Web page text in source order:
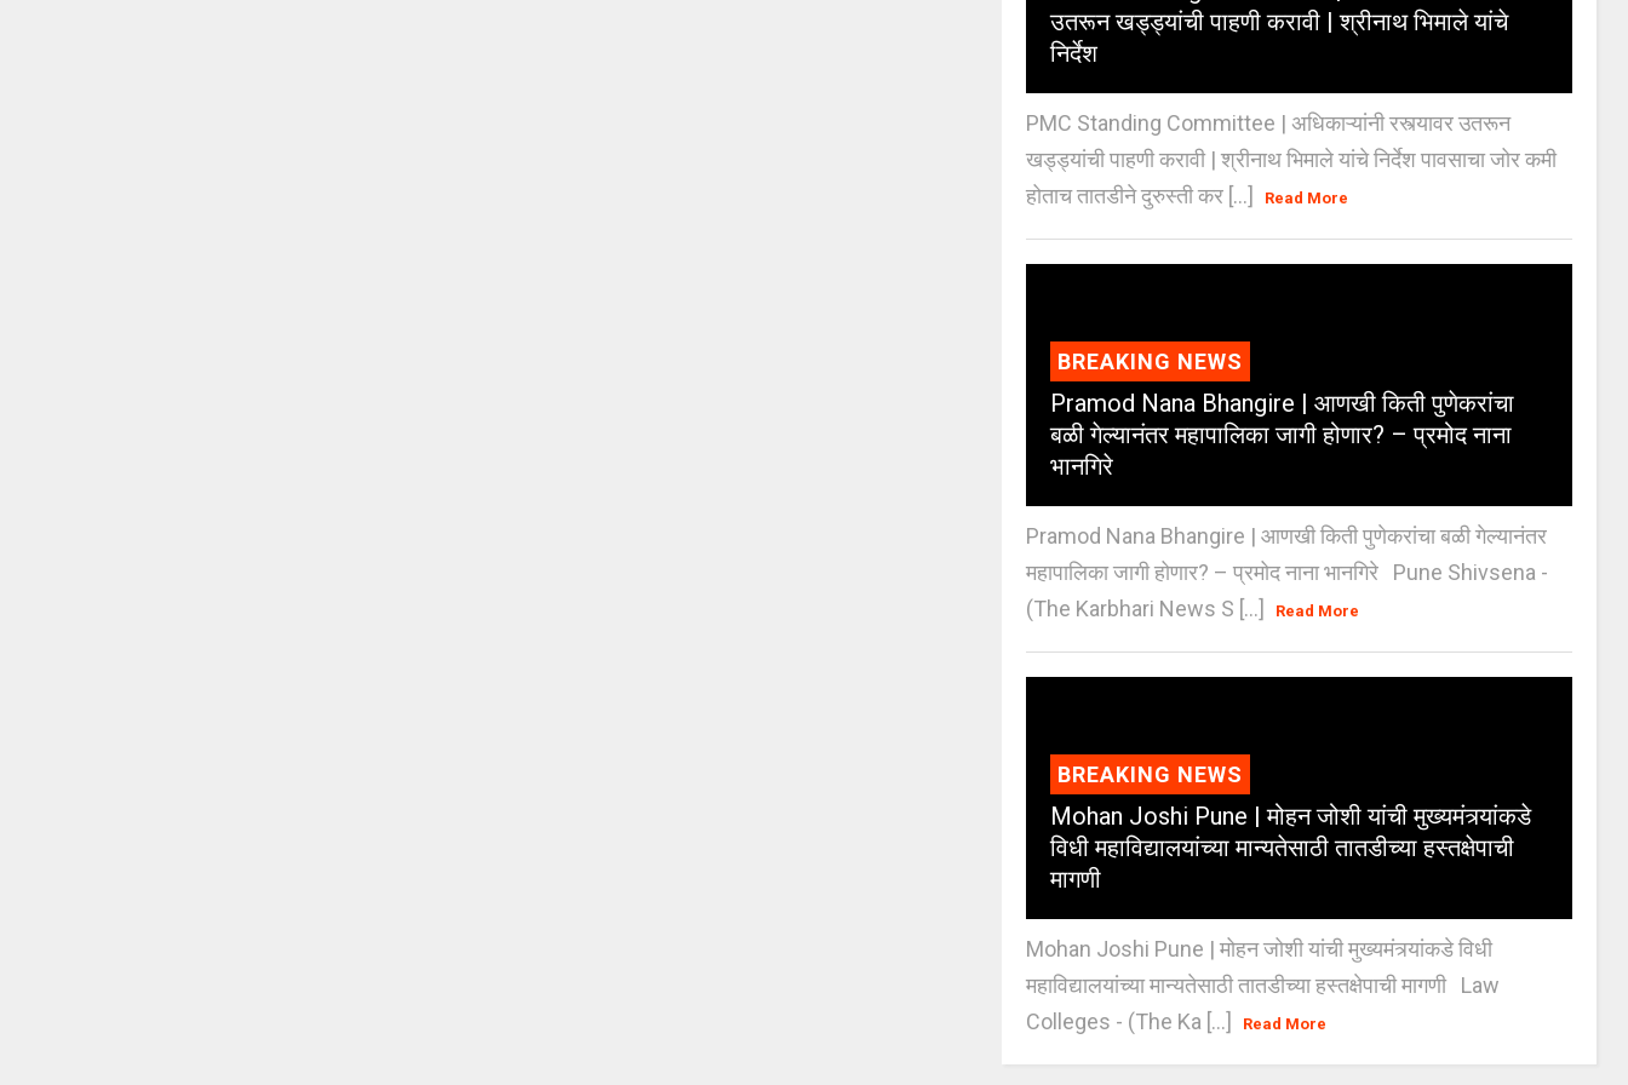
उतरून खड्ड्यांची पाहणी करावी | श्रीनाथ भिमाले यांचे
निर्देश
PMC Standing Committee | अधिकाऱ्यांनी रस्त्यावर उतरून
खड्ड्यांची पाहणी करावी | श्रीनाथ भिमाले यांचे निर्देश पावसाचा जोर कमी
होताच तातडीने दुरुस्ती कर [...]
Read More
BREAKING NEWS
Pramod Nana Bhangire | आणखी किती पुणेकरांचा
बळी गेल्यानंतर महापालिका जागी होणार? – प्रमोद नाना
भानगिरे
Pramod Nana Bhangire | आणखी किती पुणेकरांचा बळी गेल्यानंतर
महापालिका जागी होणार? – प्रमोद नाना भानगिरे Pune Shivsena -
(The Karbhari News S [...]
Read More
BREAKING NEWS
Mohan Joshi Pune | मोहन जोशी यांची मुख्यमंत्र्यांकडे
विधी महाविद्यालयांच्या मान्यतेसाठी तातडीच्या हस्तक्षेपाची
मागणी
Mohan Joshi Pune | मोहन जोशी यांची मुख्यमंत्र्यांकडे विधी
महाविद्यालयांच्या मान्यतेसाठी तातडीच्या हस्तक्षेपाची मागणी Law
Colleges - (The Ka [...]
Read More